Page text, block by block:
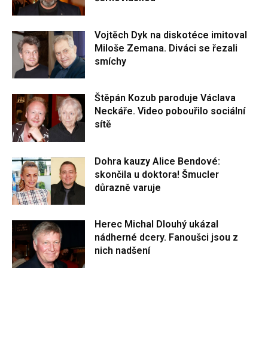
Vojtěch Dyk na diskotéce imitoval
Miloše Zemana. Diváci se řezali
smíchy
Štěpán Kozub paroduje Václava
Neckáře. Video pobouřilo sociální
sítě
Dohra kauzy Alice Bendové:
skončila u doktora! Šmucler
důrazně varuje
Herec Michal Dlouhý ukázal
nádherné dcery. Fanoušci jsou z
nich nadšení